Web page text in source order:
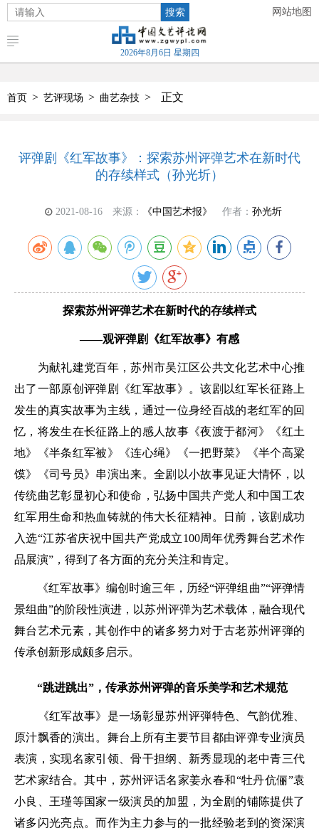
搜索 网站地图
2026年8月6日 星期四
首页 > 艺评现场 > 曲艺杂技 > 正文
评弹剧《红军故事》：探索苏州评弹艺术在新时代
的存续样式（孙光圻）
2021-08-16 来源： 《中国艺术报》 作者： 孙光圻
探索苏州评弹艺术在新时代的存续样式
——观评弹剧《红军故事》有感
为献礼建党百年，苏州市吴江区公共文化艺术中心推
出了一部原创评弹剧《红军故事》。该剧以红军长征路上
发生的真实故事为主线，通过一位身经百战的老红军的回
忆，将发生在长征路上的感人故事《夜渡于都河》《红土
地》《半条红军被》《连心绳》《一把野菜》《半个高粱
馍》《司号员》串演出来。全剧以小故事见证大情怀，以
传统曲艺彰显初心和使命，弘扬中国共产党人和中国工农
红军用生命和热血铸就的伟大长征精神。日前，该剧成功
入选“江苏省庆祝中国共产党成立100周年优秀舞台艺术作
品展演”，得到了各方面的充分关注和肯定。
《红军故事》编创时逾三年，历经“评弹组曲”“评弹情
景组曲”的阶段性演进，以苏州评弹为艺术载体，融合现代
舞台艺术元素，其创作中的诸多努力对于古老苏州评弾的
传承创新形成颇多启示。
“跳进跳出”，传承苏州评弹的音乐美学和艺术规范
《红军故事》是一场彰显苏州评弾特色、气韵优雅、
原汁飘香的演出。舞台上所有主要节目都由评弹专业演员
表演，实现名家引领、骨干担纲、新秀显现的老中青三代
艺术家结合。其中，苏州评话名家姜永春和“牡丹伉俪”袁
小良、王瑾等国家一级演员的加盟，为全剧的铺陈提供了
诸多闪光亮点。而作为主力参与的一批经验老到的资深演